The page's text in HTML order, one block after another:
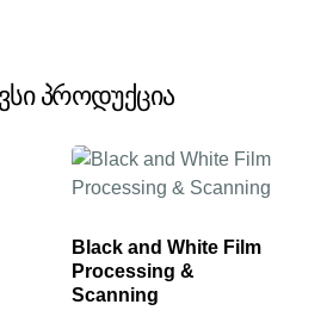
პროდუქცია
Black and White Film
Processing &
Scanning